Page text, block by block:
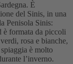
È
del Sinis, in una
Penisola Sinis:
è formata da piccoli
rosa e bianche,
è molto
l’inverno.